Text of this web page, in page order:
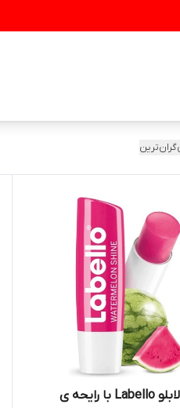
گران‌ترین
بالم لب لابلو‌ Labello با رایحه ی